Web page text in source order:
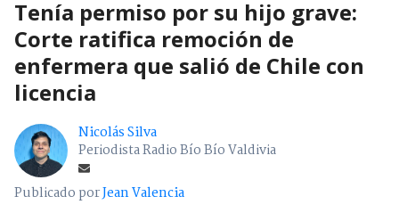
Tenía permiso por su hijo grave:
Corte ratifica remoción de
enfermera que salió de Chile con
licencia
Nicolás Silva
Periodista Radio Bío Bío Valdivia
Publicado porJean Valencia